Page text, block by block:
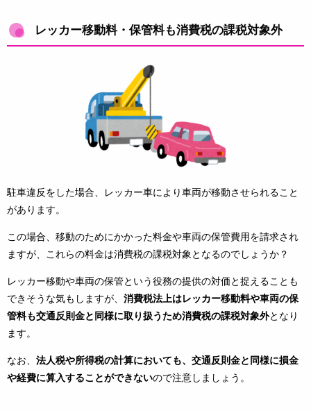
レッカー移動料・保管料も消費税の課税対象外
駐車違反をした場合、レッカー車により車両が移動させられること
があります。
この場合、移動のためにかかった料金や車両の保管費用を請求され
ますが、これらの料金は消費税の課税対象となるのでしょうか？
レッカー移動や車両の保管という役務の提供の対価と捉えることも
できそうな気もしますが、 消費税法上はレッカー移動料や車両の保
管料も交通反則金と同様に取り扱うため消費税の課税対象外となり
ます。
なお、 法人税や所得税の計算においても、交通反則金と同様に損金
や経費に算入することができないので注意しましょう。